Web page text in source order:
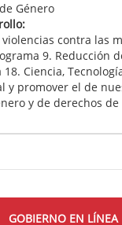
Género
contra las
9. Reducción
Ciencia,
y promover el de
y de derechos
GOBIERNO EN LÍNEA